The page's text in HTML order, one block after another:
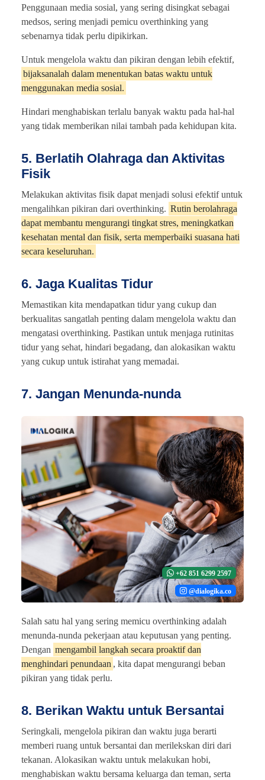
Penggunaan media sosial, yang sering disingkat sebagai
medsos, sering menjadi pemicu overthinking yang
sebenarnya tidak perlu dipikirkan.
Untuk mengelola waktu dan pikiran dengan lebih efektif,
bijaksanalah dalam menentukan batas waktu untuk
menggunakan media sosial.
Hindari menghabiskan terlalu banyak waktu pada hal-hal
yang tidak memberikan nilai tambah pada kehidupan kita.
5. Berlatih Olahraga dan Aktivitas
Fisik
Melakukan aktivitas fisik dapat menjadi solusi efektif untuk
mengalihkan pikiran dari overthinking. Rutin berolahraga
dapat membantu mengurangi tingkat stres, meningkatkan
kesehatan mental dan fisik, serta memperbaiki suasana hati
secara keseluruhan.
6. Jaga Kualitas Tidur
Memastikan kita mendapatkan tidur yang cukup dan
berkualitas sangatlah penting dalam mengelola waktu dan
mengatasi overthinking. Pastikan untuk menjaga rutinitas
tidur yang sehat, hindari begadang, dan alokasikan waktu
yang cukup untuk istirahat yang memadai.
7. Jangan Menunda-nunda
+62 851 6299 2597
@dialogika.co
Salah satu hal yang sering memicu overthinking adalah
menunda-nunda pekerjaan atau keputusan yang penting.
Dengan mengambil langkah secara proaktif dan
menghindari penundaan , kita dapat mengurangi beban
pikiran yang tidak perlu.
8. Berikan Waktu untuk Bersantai
Seringkali, mengelola pikiran dan waktu juga berarti
memberi ruang untuk bersantai dan merilekskan diri dari
tekanan. Alokasikan waktu untuk melakukan hobi,
menghabiskan waktu bersama keluarga dan teman, serta